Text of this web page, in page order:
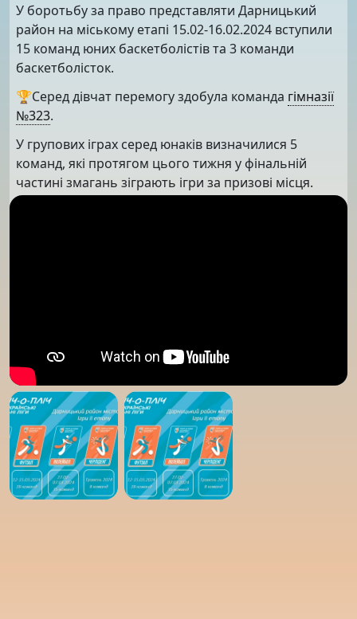
У боротьбу за право представляти Дарницький
район на міському етапі 15.02-16.02.2024 вступили
15 команд юних баскетболістів та 3 команди
баскетболісток.
🏆Серед дівчат перемогу здобула команда гімназії
№323.
У групових іграх серед юнаків визначилися 5
команд, які протягом цього тижня у фінальній
частині змагань зіграють ігри за призові місця.